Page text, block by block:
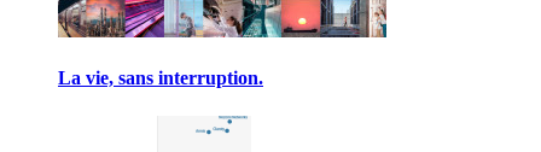
La vie, sans interruption.